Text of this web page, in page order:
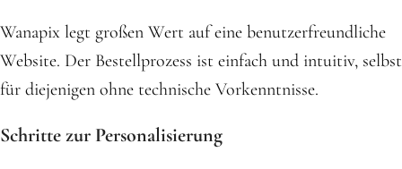
Wanapix legt großen Wert auf eine benutzerfreundliche
Website. Der Bestellprozess ist einfach und intuitiv, selbst
für diejenigen ohne technische Vorkenntnisse.
Schritte zur Personalisierung